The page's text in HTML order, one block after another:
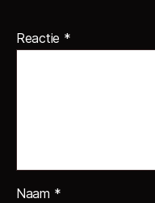
Reactie *
Naam *